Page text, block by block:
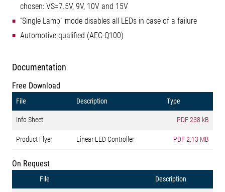
chosen: VS=7.5V, 9V, 10V and 15V
“Single Lamp” mode disables all LEDs in case of a failure
Automotive qualified (AEC-Q100)
Documentation
Free Download
File Description Type
Info Sheet PDF238 kB
Product Flyer Linear LED Controller PDF2,13 MB
On Request
File Description